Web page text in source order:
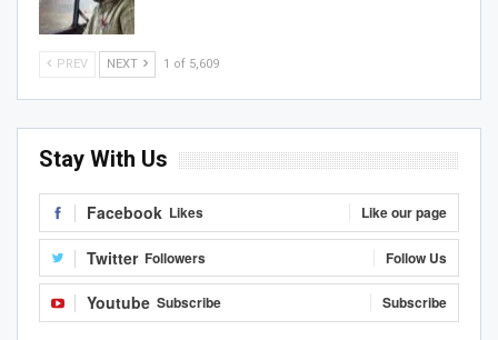
PREV NEXT 1 of 5,609
Stay With Us
Facebook Likes Like our page
Twitter Followers Follow Us
Youtube Subscribe Subscribe